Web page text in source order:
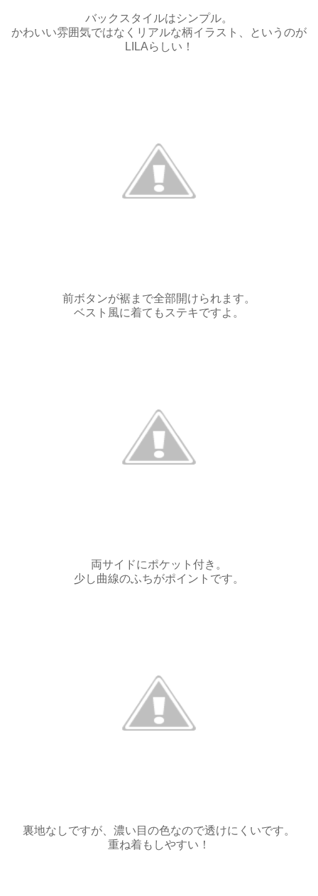
バックスタイルはシンプル。
かわいい雰囲気ではなくリアルな柄イラスト、というのが
LILAらしい！
前ボタンが裾まで全部開けられます。
ベスト風に着てもステキですよ。
両サイドにポケット付き。
少し曲線のふちがポイントです。
裏地なしですが、濃い目の色なので透けにくいです。
重ね着もしやすい！